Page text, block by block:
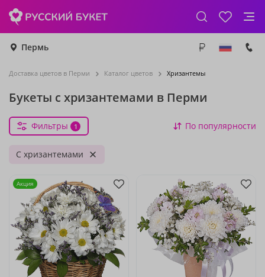
Пермь
Доставка цветов в Перми Каталог цветов Хризантемы
Букеты с хризантемами в Перми
Фильтры 1 По популярности
С хризантемами
Акция